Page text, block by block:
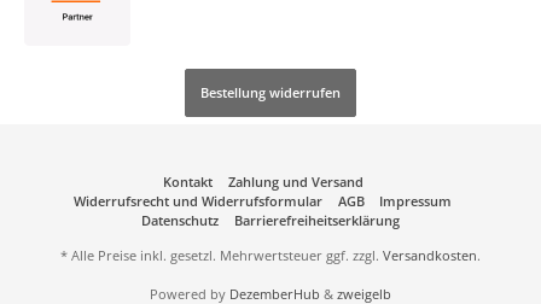
Bestellung widerrufen
Kontakt
Zahlung und Versand
Widerrufsrecht und Widerrufsformular
AGB
Impressum
Datenschutz
Barrierefreiheitserklärung
* Alle Preise inkl. gesetzl. Mehrwertsteuer ggf. zzgl. Versandkosten.
Powered by DezemberHub & zweigelb